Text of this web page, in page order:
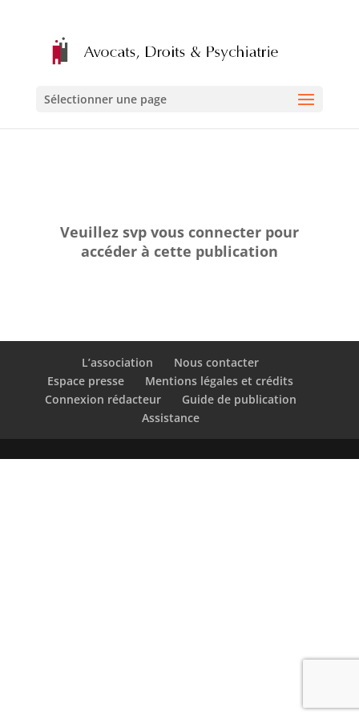
Sélectionner une page
Veuillez svp vous connecter pour
accéder à cette publication
L’association
Nous contacter
Espace presse
Mentions légales et crédits
Connexion rédacteur
Guide de publication
Assistance